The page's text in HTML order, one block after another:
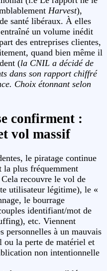
Harvest),
santé libéraux. À elles
un volume inédit
des entreprises clientes,
quand bien même il
(la CNIL a décidé de
dans son rapport chiffré
Choix étonnant selon
confirment :
vol massif
le piratage continue
la plus fréquemment
recouvre le vol de
utilisateur légitime), le «
le bourrage
identifiant/mot de
etc. Viennent
personnelles à un mauvais
la perte de matériel et
non intentionnelle